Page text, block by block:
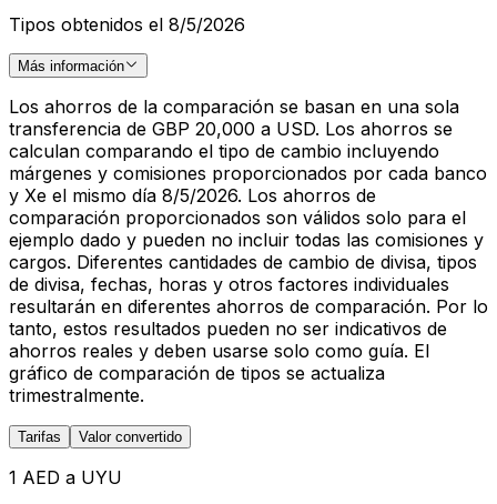
Tipos obtenidos el 8/5/2026
Más información
Los ahorros de la comparación se basan en una sola
transferencia de GBP 20,000 a USD. Los ahorros se
calculan comparando el tipo de cambio incluyendo
márgenes y comisiones proporcionados por cada banco
y Xe el mismo día 8/5/2026. Los ahorros de
comparación proporcionados son válidos solo para el
ejemplo dado y pueden no incluir todas las comisiones y
cargos. Diferentes cantidades de cambio de divisa, tipos
de divisa, fechas, horas y otros factores individuales
resultarán en diferentes ahorros de comparación. Por lo
tanto, estos resultados pueden no ser indicativos de
ahorros reales y deben usarse solo como guía. El
gráfico de comparación de tipos se actualiza
trimestralmente.
Tarifas Valor convertido
1 AED a UYU